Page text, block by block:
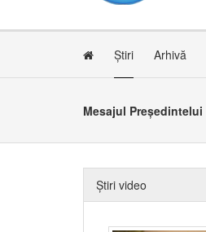
Știri Arhivă
Știri video